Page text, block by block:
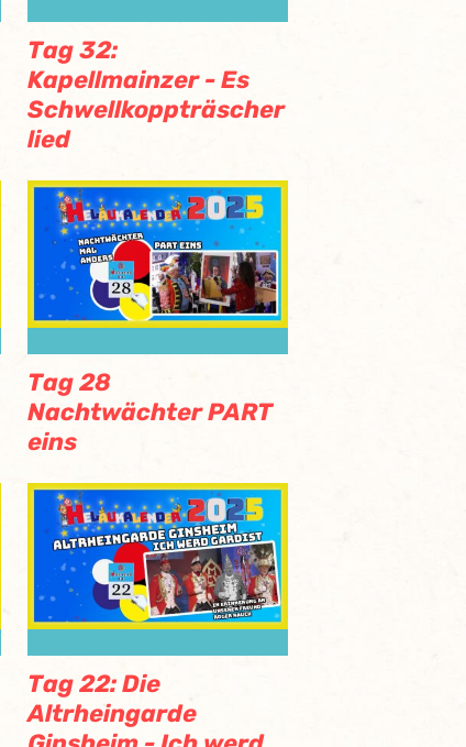
Tag 32:
Kapellmainzer - Es
Schwellkoppträscher
lied
Tag 28
Nachtwächter PART
eins
Tag 22: Die
Altrheingarde